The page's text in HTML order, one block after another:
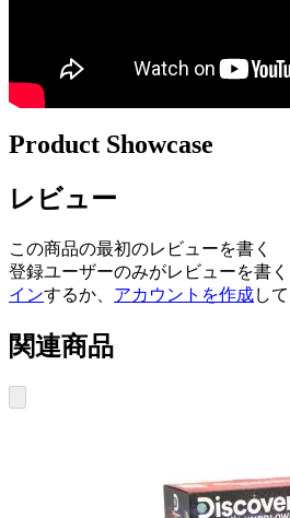
Product Showcase
レビュー
この商品の最初のレビューを書く
登録ユーザーのみがレビューを書
インするか、 アカウントを作成し
関連商品